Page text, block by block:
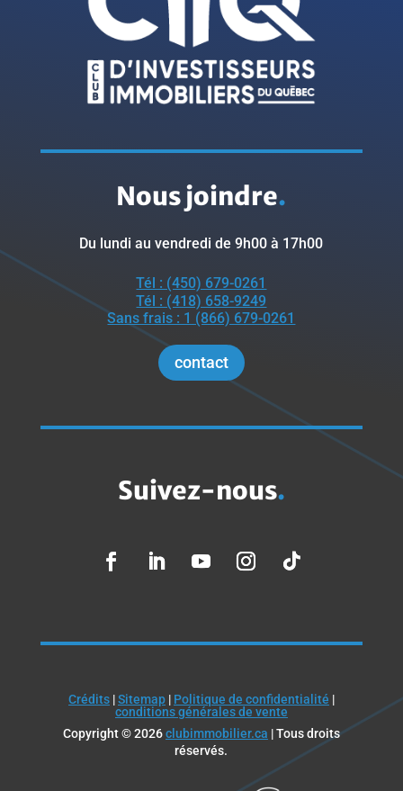
Nous joindre.
Du lundi au vendredi de 9h00 à 17h00
Tél : (450) 679-0261
Tél : (418) 658-9249
Sans frais : 1 (866) 679-0261
contact
Suivez-nous.
Crédits|Sitemap| Politique de confidentialité |
conditions générales de vente
Copyright © 2026clubimmobilier.ca | Tous droits
réservés.